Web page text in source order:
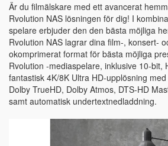
Är du filmälskare med ett avancerat
Rvolution NAS lösningen för dig! I
spelare erbjuder den den bästa möjliga
Rvolution NAS lagrar dina film-, konsert-
okomprimerat format för bästa möjliga
Rvolution -mediaspelare, inklusive 10-bit,
fantastisk 4K/8K Ultra HD-upplösning
Dolby TrueHD, Dolby Atmos, DTS-HD
samt automatisk undertextnedladdning.